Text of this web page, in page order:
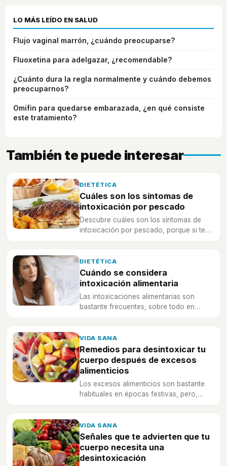
LO MÁS LEÍDO EN SALUD
Flujo vaginal marrón, ¿cuándo preocuparse?
Fluoxetina para adelgazar, ¿recomendable?
¿Cuánto dura la regla normalmente y cuándo debemos
preocuparnos?
Omifin para quedarse embarazada, ¿en qué consiste
este tratamiento?
También te puede interesar
DIETÉTICA
Cuáles son los síntomas de
intoxicación por pescado
Descubre cuáles son los síntomas de
intoxicación por pescado, porque si te
DIETÉTICA
Cuándo se considera
intoxicación alimentaria
Las intoxicaciones alimentarias son
bastante frecuentes, sobre todo en
VIDA SANA
Remedios para desintoxicar tu
cuerpo después de excesos
alimenticios
Los excesos alimenticios son bastante
habituales en épocas festivas, pero,
VIDA SANA
Señales que te advierten que tu
cuerpo necesita una
desintoxicación